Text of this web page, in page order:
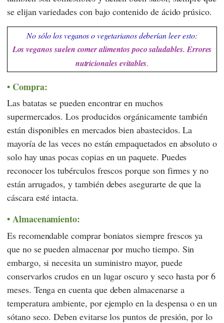
se elijan variedades con bajo contenido de ácido prúsico.
No sólo los veganos o vegetarianos deberían leer esto:
Los veganos suelen comer alimentos poco saludables. Errores
nutricionales evitables.
Compra:
Las batatas se pueden encontrar en muchos
supermercados. Los producidos orgánicamente también
están disponibles en mercados bien abastecidos. La
mayoría de las veces no están empaquetados en absoluto o
solo hay unas pocas copias en un paquete. Puedes
reconocer los tubérculos frescos porque son firmes y no
están arrugados, y también debes asegurarte de que la
cáscara esté intacta.
Almacenamiento:
Es recomendable comprar boniatos siempre frescos ya
que no se pueden almacenar por mucho tiempo. Sin
embargo, si necesita un suministro mayor, puede
conservarlos crudos en un lugar oscuro y seco hasta por 6
meses. Tenga en cuenta que deben almacenarse a
temperatura ambiente, por ejemplo en la despensa o en un
sótano seco. Deben evitarse los puntos de presión, por lo